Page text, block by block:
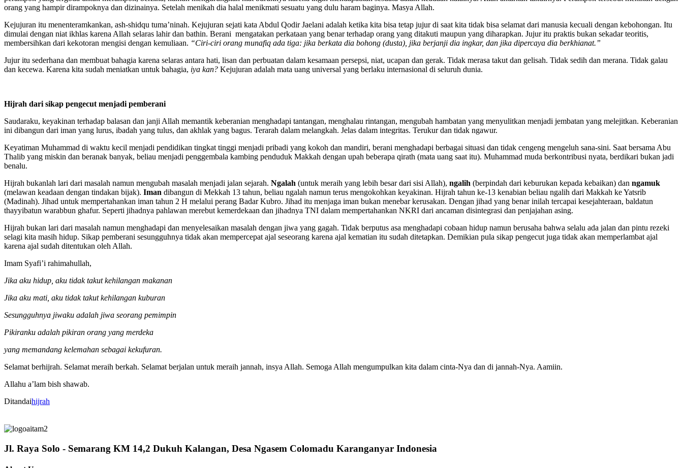
orang yang hampir dirampoknya dan dizinainya. Setelah menikah dia halal menikmati sesuatu yang dulu haram baginya. Masya Allah.
Kejujuran itu menenteramkankan, ash-shidqu tuma’ninah. Kejujuran sejati kata Abdul Qodir Jaelani adalah ketika kita bisa tetap jujur di saat kita tidak bisa selamat dari manusia kecuali dengan kebohongan. Itu
dimulai dengan niat ikhlas karena Allah selaras lahir dan bathin. Berani mengatakan perkataan yang benar terhadap orang yang ditakuti maupun yang diharapkan. Jujur itu praktis bukan sekadar teoritis,
membersihkan dari kekotoran mengisi dengan kemuliaan. “Ciri-ciri orang munafiq ada tiga: jika berkata dia bohong (dusta), jika berjanji dia ingkar, dan jika dipercaya dia berkhianat.”
Jujur itu sederhana dan membuat bahagia karena selaras antara hati, lisan dan perbuatan dalam kesamaan persepsi, niat, ucapan dan gerak. Tidak merasa takut dan gelisah. Tidak sedih dan merana. Tidak galau
dan kecewa. Karena kita sudah meniatkan untuk bahagia, iya kan? Kejujuran adalah mata uang universal yang berlaku internasional di seluruh dunia.
Hijrah dari sikap pengecut menjadi pemberani
Saudaraku, keyakinan terhadap balasan dan janji Allah memantik keberanian menghadapi tantangan, menghalau rintangan, mengubah hambatan yang menyulitkan menjadi jembatan yang melejitkan. Keberanian
ini dibangun dari iman yang lurus, ibadah yang tulus, dan akhlak yang bagus. Terarah dalam melangkah. Jelas dalam integritas. Terukur dan tidak ngawur.
Keyatiman Muhammad di waktu kecil menjadi pendidikan tingkat tinggi menjadi pribadi yang kokoh dan mandiri, berani menghadapi berbagai situasi dan tidak cengeng mengeluh sana-sini. Saat bersama Abu
Thalib yang miskin dan beranak banyak, beliau menjadi penggembala kambing penduduk Makkah dengan upah beberapa qirath (mata uang saat itu). Muhammad muda berkontribusi nyata, berdikari bukan jadi
benalu.
Hijrah bukanlah lari dari masalah namun mengubah masalah menjadi jalan sejarah. Ngalah (untuk meraih yang lebih besar dari sisi Allah), ngalih (berpindah dari keburukan kepada kebaikan) dan ngamuk
(melawan keadaan dengan tindakan bijak). Iman dibangun di Mekkah 13 tahun, beliau ngalah namun terus mengokohkan keyakinan. Hijrah tahun ke-13 kenabian beliau ngalih dari Makkah ke Yatsrib
(Madinah). Jihad untuk mempertahankan iman tahun 2 H melalui perang Badar Kubro. Jihad itu menjaga iman bukan menebar kerusakan. Dengan jihad yang benar inilah tercapai kesejahteraan, baldatun
thayyibatun warabbun ghafur. Seperti jihadnya pahlawan merebut kemerdekaan dan jihadnya TNI dalam mempertahankan NKRI dari ancaman disintegrasi dan penjajahan asing.
Hijrah bukan lari dari masalah namun menghadapi dan menyelesaikan masalah dengan jiwa yang gagah. Tidak berputus asa menghadapi cobaan hidup namun berusaha bahwa selalu ada jalan dan pintu rezeki
selagi kita masih hidup. Sikap pemberani sesungguhnya tidak akan mempercepat ajal seseorang karena ajal kematian itu sudah ditetapkan. Demikian pula sikap pengecut juga tidak akan memperlambat ajal
karena ajal sudah ditentukan oleh Allah.
Imam Syafi’i rahimahullah,
Jika aku hidup, aku tidak takut kehilangan makanan
Jika aku mati, aku tidak takut kehilangan kuburan
Sesungguhnya jiwaku adalah jiwa seorang pemimpin
Pikiranku adalah pikiran orang yang merdeka
yang memandang kelemahan sebagai kekufuran.
Selamat berhijrah. Selamat meraih berkah. Selamat berjalan untuk meraih jannah, insya Allah. Semoga Allah mengumpulkan kita dalam cinta-Nya dan di jannah-Nya. Aamiin.
Allahu a’lam bish shawab.
Ditandaihijrah
Jl. Raya Solo - Semarang KM 14,2 Dukuh Kalangan, Desa Ngasem Colomadu Karanganyar Indonesia